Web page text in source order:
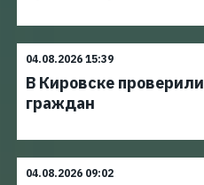
04.08.2026 15:39
В Кировске
граждан
04.08.2026 09:02